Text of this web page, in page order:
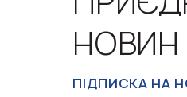
НОВИН
ПІДПИСКА НА